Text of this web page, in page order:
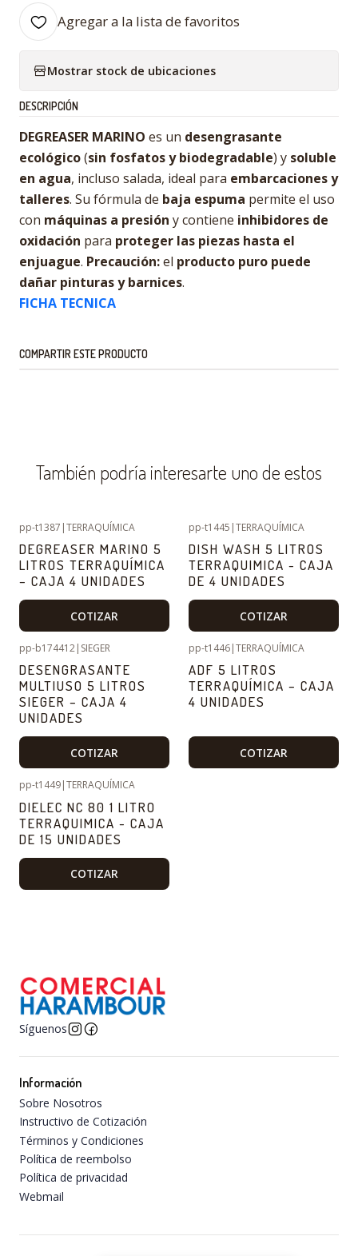
Agregar a la lista de favoritos
Mostrar stock de ubicaciones
DESCRIPCIÓN
DEGREASER MARINO es un desengrasante
ecológico(sin fosfatos y biodegradable) y soluble
en agua, incluso salada, ideal para embarcaciones y
talleres. Su fórmula de baja espuma permite el uso
con máquinas a presión y contiene inhibidores de
oxidación para proteger las piezas hasta el
enjuague. Precaución:el producto puro puede
dañar pinturas y barnices.
FICHA TECNICA
COMPARTIR ESTE PRODUCTO
También podría interesarte uno de estos
pp-t1387 |TERRAQUÍMICA
DEGREASER MARINO 5
LITROS TERRAQUÍMICA
– CAJA 4 UNIDADES
COTIZAR
pp-t1445 |TERRAQUÍMICA
DISH WASH 5 LITROS
TERRAQUIMICA - CAJA
DE 4 UNIDADES
COTIZAR
pp-b174412| SIEGER
DESENGRASANTE
MULTIUSO 5 LITROS
SIEGER – CAJA 4
UNIDADES
COTIZAR
pp-t1446|TERRAQUÍMICA
ADF 5 LITROS
TERRAQUÍMICA – CAJA
4 UNIDADES
COTIZAR
pp-t1449|TERRAQUÍMICA
DIELEC NC 80 1 LITRO
TERRAQUIMICA - CAJA
DE 15 UNIDADES
COTIZAR
Síguenos
Información
Sobre Nosotros
Instructivo de Cotización
Términos y Condiciones
Política de reembolso
Política de privacidad
Webmail